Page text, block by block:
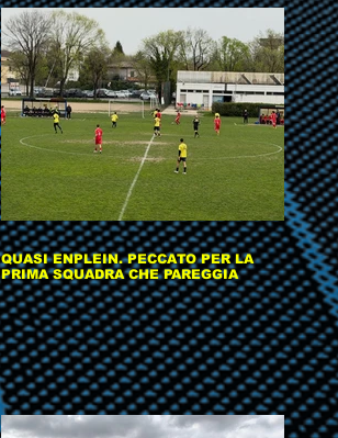
QUASI ENPLEIN. PECCATO PER LA
PRIMA SQUADRA CHE PAREGGIA